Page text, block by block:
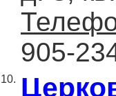
905-
10.